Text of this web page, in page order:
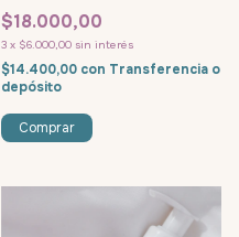
$18.000,00
3 x $6.000,00 sin interés
$14.400,00 con Transferencia o
depósito
Comprar